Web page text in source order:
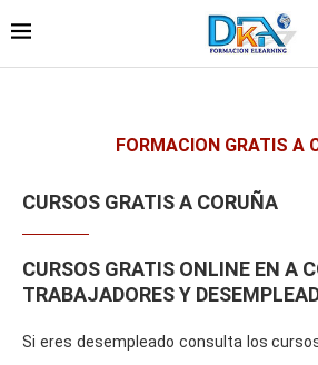
FORMACION GRATIS A
CURSOS GRATIS A CORUÑA
CURSOS GRATIS ONLINE EN A
TRABAJADORES Y
Si eres desempleado consulta los